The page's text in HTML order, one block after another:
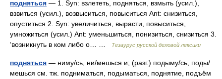
подняться — 1. Syn: взлететь, подняться, взмыть (усил.),
взвиться (усил.), возвыситься, повыситься Ant: снизиться,
опуститься 2. Syn: увеличиться, вырасти, повыситься,
умножиться (усил.) Ant: уменьшиться, понизиться, снизиться 3.
‘возникнуть в ком либо о… …
Тезаурус русской деловой лексики
подняться — ниму/сь, ни/мешься и; (разг.) подыму/сь, поды/
мешься см. тж. подниматься, подыматься, поднятие, подъём